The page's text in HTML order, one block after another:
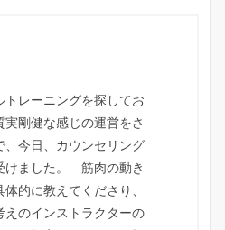
トレーニングを探してお
実剛健な感じの運営をさ
、今日、カウンセリング
けました。 筋肉の動き
的に教えてくださり、
えのインストラクターの